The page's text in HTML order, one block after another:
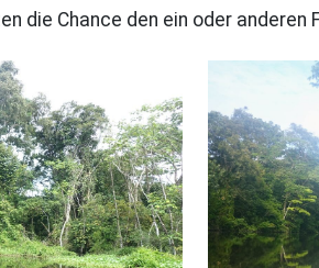
die Chance den ein oder anderen